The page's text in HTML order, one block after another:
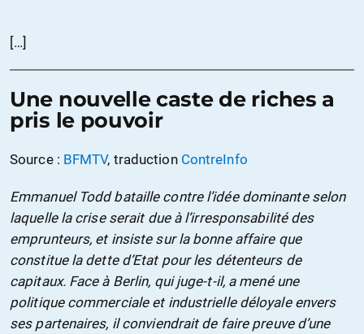
[…]
Une nouvelle caste de riches a
pris le pouvoir
Source : BFMTV, traduction ContreInfo
Emmanuel Todd bataille contre l’idée dominante selon
laquelle la crise serait due à l’irresponsabilité des
emprunteurs, et insiste sur la bonne affaire que
constitue la dette d’Etat pour les détenteurs de
capitaux. Face à Berlin, qui juge-t-il, a mené une
politique commerciale et industrielle déloyale envers
ses partenaires, il conviendrait de faire preuve d’une